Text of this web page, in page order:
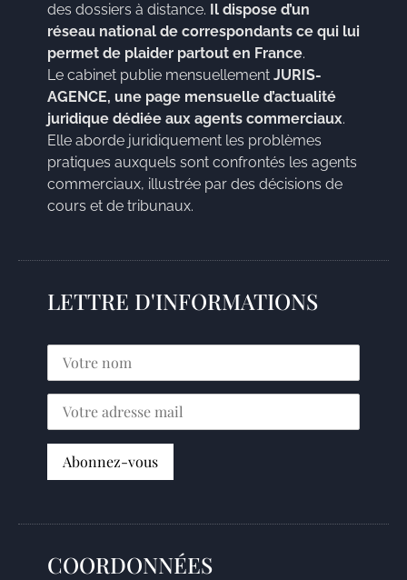
des dossiers à distance. Il dispose d’un
réseau national de correspondants ce qui lui
permet de plaider partout en France.
Le cabinet publie mensuellement JURIS-
AGENCE, une page mensuelle d’actualité
juridique dédiée aux agents commerciaux.
Elle aborde juridiquement les problèmes
pratiques auxquels sont confrontés les agents
commerciaux, illustrée par des décisions de
cours et de tribunaux.
LETTRE D'INFORMATIONS
COORDONNÉES